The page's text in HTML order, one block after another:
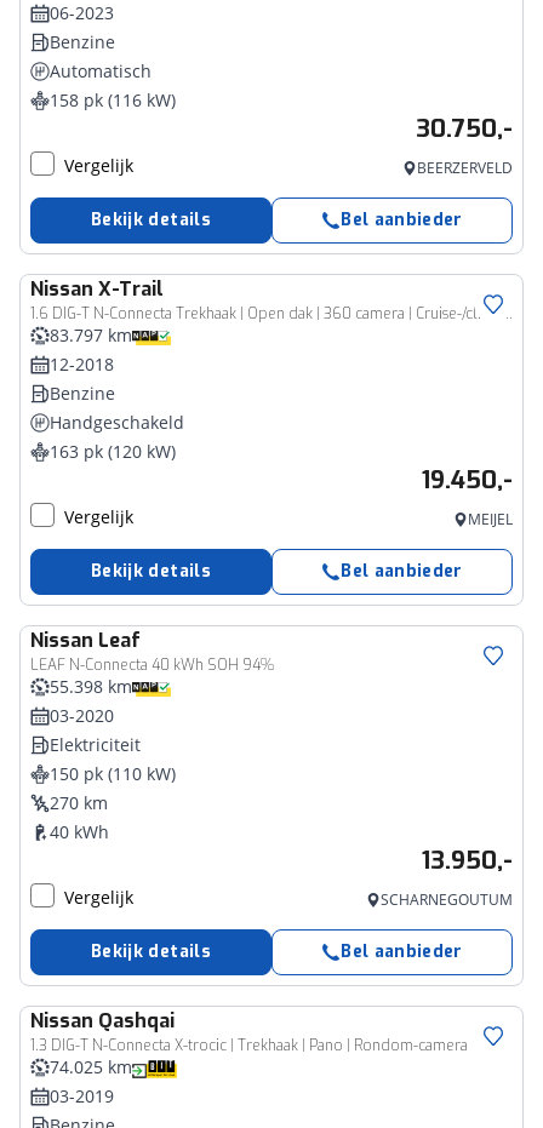
06-2023
Benzine
Automatisch
158 pk (116 kW)
30.750,-
Vergelijk BEERZERVELD
Bekijk details Bel aanbieder
Nissan X-Trail
1.6 DIG-T N-Connecta Trekhaak | Open dak | 360 camera | Cruise-/climate control | Navigatie
83.797 km
12-2018
Benzine
Handgeschakeld
163 pk (120 kW)
19.450,-
Vergelijk MEIJEL
Bekijk details Bel aanbieder
Nissan Leaf
LEAF N-Connecta 40 kWh SOH 94%
55.398 km
03-2020
Elektriciteit
150 pk (110 kW)
270 km
40 kWh
13.950,-
Vergelijk SCHARNEGOUTUM
Bekijk details Bel aanbieder
Nissan Qashqai
1.3 DIG-T N-Connecta X-trocic | Trekhaak | Pano | Rondom-camera
74.025 km
03-2019